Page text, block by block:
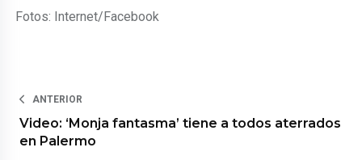
Fotos: Internet/Facebook
ANTERIOR
Video: ‘Monja fantasma’ tiene a todos aterrados
en Palermo